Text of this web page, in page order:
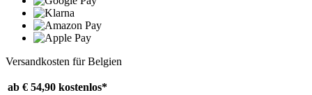
Versandkosten für Belgien
ab € 54,90 kostenlos*